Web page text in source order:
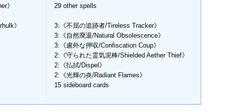
》
》
29 other spells
3:《不屈の追跡者/Tireless Tracker》
3:《自然廃退/Natural Obsolescence》
3:《慮外な押収/Confiscation Coup》
2:《守られた霊気泥棒/Shielded Aether Thief》
2:《払拭/Dispel》
2:《光輝の炎/Radiant Flames》
15 sideboard cards